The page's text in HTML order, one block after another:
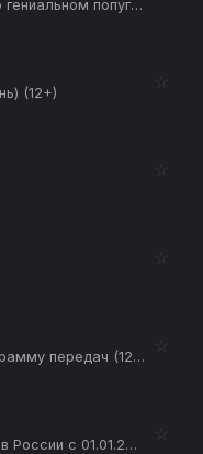
Дети на планете (История о гениальном попугае) (12+)
(12+)
☆
☆
☆
Канал не предоставил программу передач (12+)
☆
Mezzo (прекратил вещание в России с 01.01.2026) (12+)
☆